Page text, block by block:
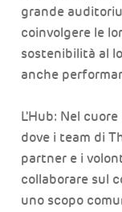
grande
coinvolgere le
sostenibilità al
anche
L'Hub: Nel
dove i team di
partner e i
collaborare sul
uno scopo